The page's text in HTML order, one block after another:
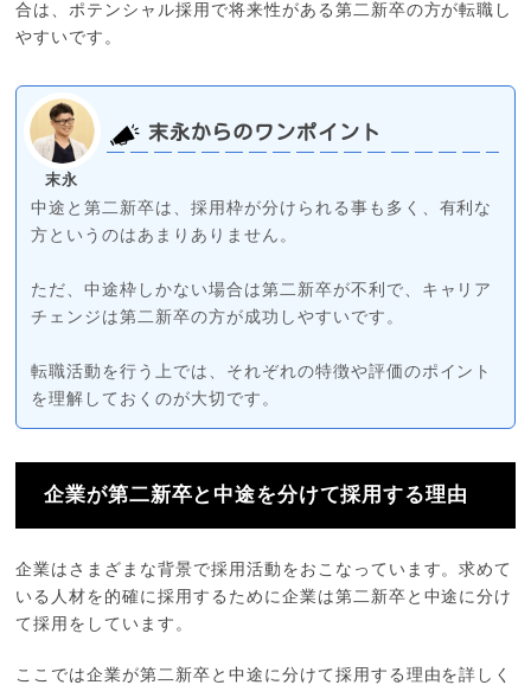
合は、ポテンシャル採用で将来性がある第二新卒の方が転職し
やすいです。
末永
末永からのワンポイント
中途と第二新卒は、採用枠が分けられる事も多く、有利な
方というのはあまりありません。
ただ、中途枠しかない場合は第二新卒が不利で、キャリア
チェンジは第二新卒の方が成功しやすいです。
転職活動を行う上では、それぞれの特徴や評価のポイント
を理解しておくのが大切です。
企業が第二新卒と中途を分けて採用する理由
企業はさまざまな背景で採用活動をおこなっています。求めて
いる人材を的確に採用するために企業は第二新卒と中途に分け
て採用をしています。
ここでは企業が第二新卒と中途に分けて採用する理由を詳しく